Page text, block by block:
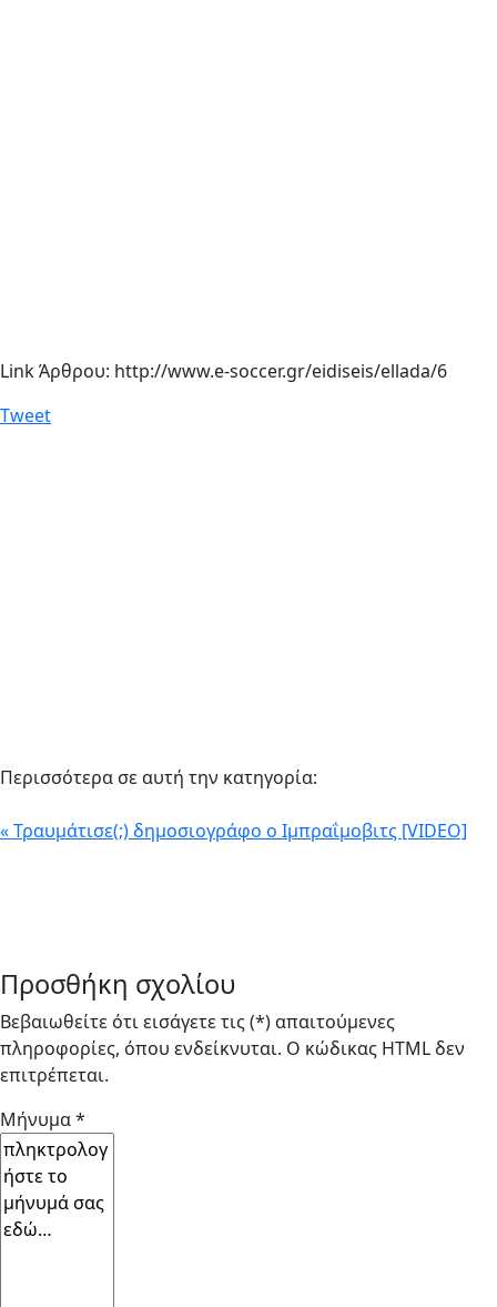
Link Άρθρου: http://www.e-soccer.gr/eidiseis/ellada/6
Tweet
Περισσότερα σε αυτή την κατηγορία:
« Τραυμάτισε(;) δημοσιογράφο ο Ιμπραΐμοβιτς [VIDEO]
Προσθήκη σχολίου
Βεβαιωθείτε ότι εισάγετε τις (*) απαιτούμενες
πληροφορίες, όπου ενδείκνυται. Ο κώδικας HTML δεν
επιτρέπεται.
Μήνυμα *